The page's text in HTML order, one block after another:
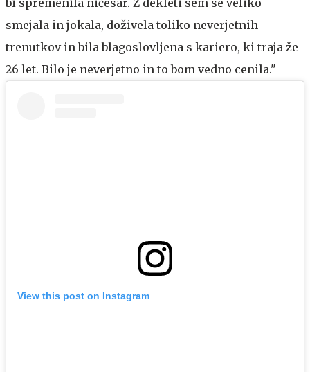
smejala in jokala, doživela toliko neverjetnih
trenutkov in bila blagoslovljena s kariero, ki traja že
26 let. Bilo je neverjetno in to bom vedno cenila."
View this post on Instagram